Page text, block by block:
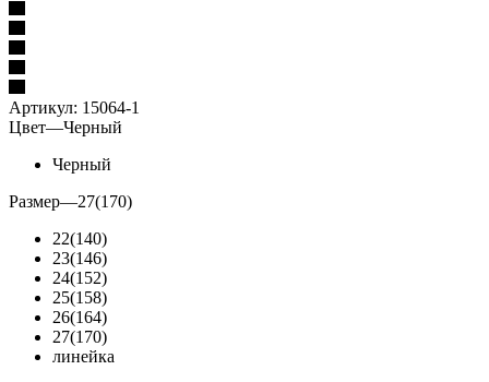
Артикул: 15064-1
Цвет—Черный
Черный
Размер—27(170)
22(140)
23(146)
24(152)
25(158)
26(164)
27(170)
линейка